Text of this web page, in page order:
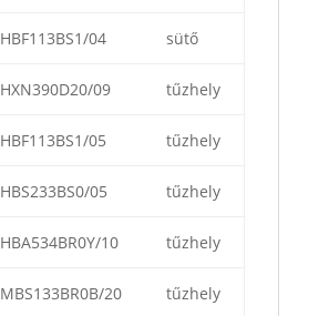
HBF113BS1/04 sütő
HXN390D20/09 tűzhely
HBF113BS1/05 tűzhely
HBS233BS0/05 tűzhely
HBA534BR0Y/10 tűzhely
MBS133BR0B/20 tűzhely